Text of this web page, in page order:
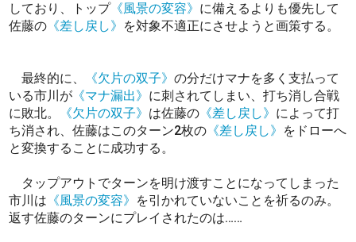
しており、トップ《風景の変容》 に備えるよりも優先して
佐藤の 《差し戻し》 を対象不適正にさせようと画策する。
最終的に、 《欠片の双子》の分だけマナを多く支払って
いる市川が 《マナ漏出》 に刺されてしまい、打ち消し合戦
に敗北。
《欠片の双子》 は佐藤の 《差し戻し》 によって打
ち消され、佐藤はこのターン2枚の 《差し戻し》 をドローへ
と変換することに成功する。
タップアウトでターンを明け渡すことになってしまった
市川は 《風景の変容》 を引かれていないことを祈るのみ。
返す佐藤のターンにプレイされたのは……